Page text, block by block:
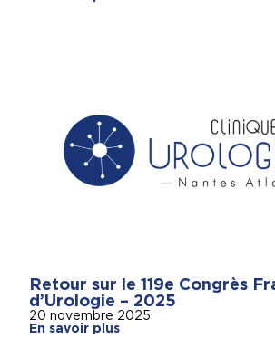
Retour sur le 119e Congrès
d’Urologie – 2025
20 novembre 2025
En savoir plus